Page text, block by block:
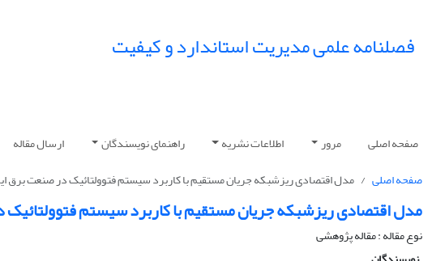
فصلنامه علمی مدیریت استاندارد و کیفیت
صفحه اصلی مرور اطلاعات نشریه راهنمای نویسندگان ارسال مقاله
صفحه اصلی
مدل اقتصادی ریزشبکه جریان مستقیم با کاربرد سیستم فتوولتائیک در صنعت برق
مدل اقتصادی ریزشبکه جریان مستقیم با کاربرد سیستم
نوع مقاله : مقاله پژوهشی